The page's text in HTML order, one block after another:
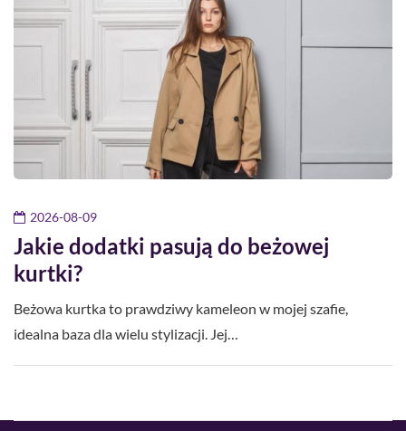
2026-08-09
Jakie dodatki pasują do beżowej
kurtki?
Beżowa kurtka to prawdziwy kameleon w mojej szafie,
idealna baza dla wielu stylizacji. Jej…